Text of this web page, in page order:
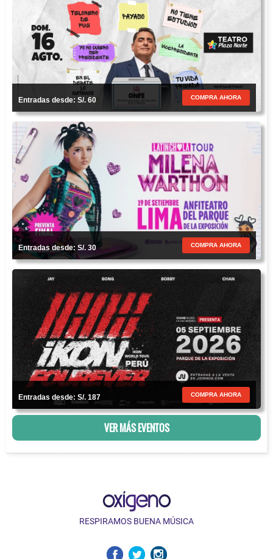
Entradas desde: S/. 60 COMPRA AHORA
Entradas desde: S/. 30 COMPRA AHORA
Entradas desde: S/. 187 COMPRA AHORA
VER MÁS EVENTOS
RESPIRAMOS BUENA MÚSICA